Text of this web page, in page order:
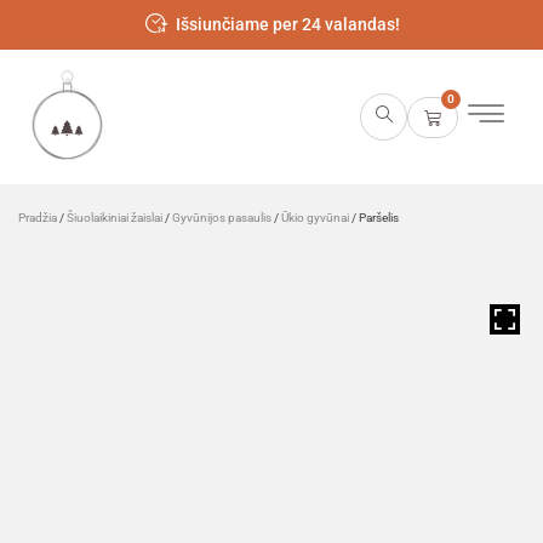
Išsiunčiame per 24 valandas!
0
Pradžia /Šiuolaikiniai žaislai /Gyvūnijos pasaulis /Ūkio gyvūnai / Paršelis